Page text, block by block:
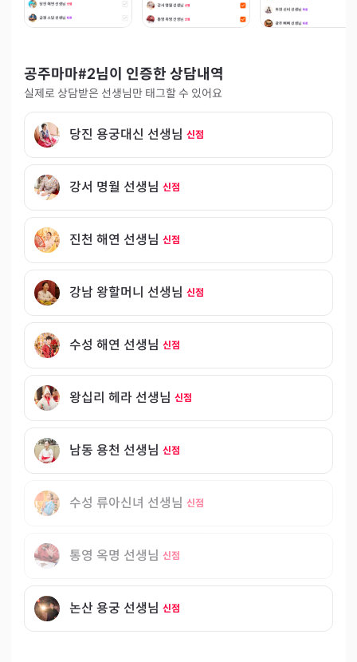
공주마마#2님이 인증한 상담내역
실제로 상담받은 선생님만 태그할 수 있어요
당진 용궁대신 선생님 신점
강서 명월 선생님 신점
진천 해연 선생님 신점
강남 왕할머니 선생님 신점
수성 해연 선생님 신점
왕십리 헤라 선생님 신점
남동 용천 선생님 신점
수성 류아신녀 선생님 신점
통영 옥명 선생님 신점
논산 용궁 선생님 신점